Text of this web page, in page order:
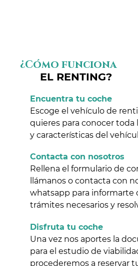
¿Cómo funciona
EL RENTING?
Encuentra tu coche
Escoge el vehículo de
quieres para conocer toda
y características del
Contacta con nosotros
Rellena el formulario de
llámanos o contacta con
whatsapp para informarte
trámites necesarios y
Disfruta tu coche
Una vez nos aportes la
para el estudio de
procederemos a reservar